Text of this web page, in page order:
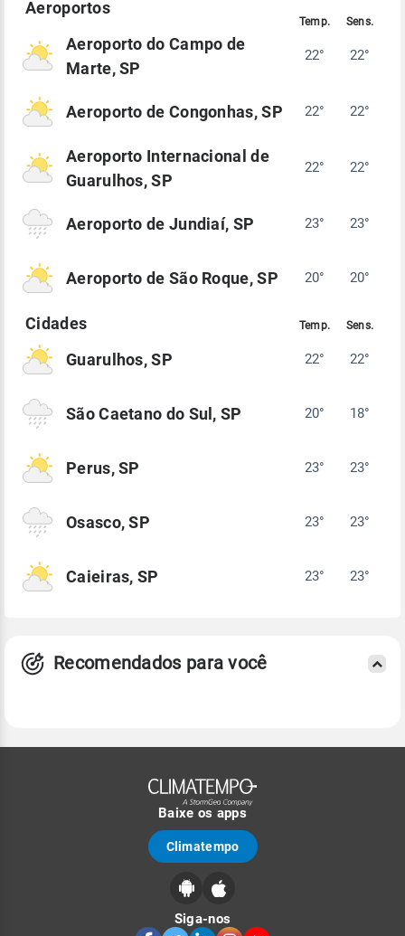
Aeroporto do Campo de
Marte, SP
22° 22°
Aeroporto de Congonhas, SP 22° 22°
Aeroporto Internacional de
Guarulhos, SP
22° 22°
Aeroporto de Jundiaí, SP 23° 23°
Aeroporto de São Roque, SP 20° 20°
Guarulhos, SP 22° 22°
São Caetano do Sul, SP 20° 18°
Perus, SP 23° 23°
Osasco, SP 23° 23°
Caieiras, SP 23° 23°
Recomendados para você
Baixe os apps
Climatempo
Siga-nos